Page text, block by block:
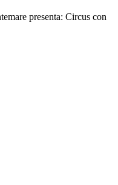
presenta: Circus con